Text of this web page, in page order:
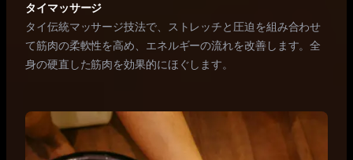
タイマッサージ
タイ伝統マッサージ技法で、ストレッチと圧迫を組み合わせ
て筋肉の柔軟性を高め、エネルギーの流れを改善します。全
身の硬直した筋肉を効果的にほぐします。